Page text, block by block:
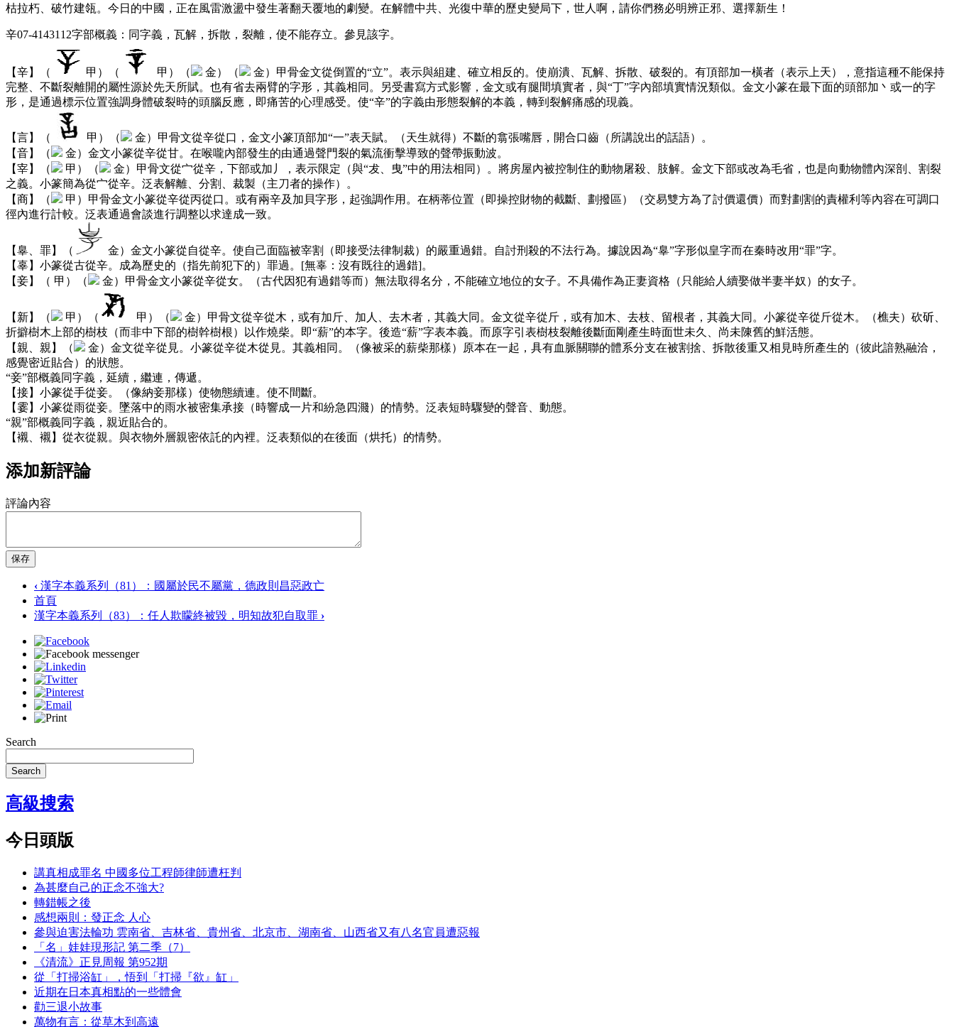
枯拉朽、破竹建瓴。今日的中國，正在風雷激盪中發生著翻天覆地的劇變。在解體中共、光復中華的歷史變局下，世人啊，請你們務必明辨正邪、選擇新生！
辛07-4143112字部概義：同字義，瓦解，拆散，裂離，使不能存立。參見該字。
【辛】（ 甲）（ 甲）（ 金）（
金）甲骨金文從倒置的“立”。表示與組建、確立相反的。使崩潰、瓦解、拆散、破裂的。有頂部加一橫者（表示上天），意指這種不能保持
完整、不斷裂離開的屬性源於先天所賦。也有省去兩臂的字形，其義相同。另受書寫方式影響，金文或有腿間填實者，與“丁”字內部填實情況類似。金文小篆在最下面的頭部加丶或一的字
形，是通過標示位置強調身體破裂時的頭腦反應，即痛苦的心理感受。使“辛”的字義由形態裂解的本義，轉到裂解痛感的現義。
【言】（ 甲）（
金）甲骨文從辛從口，金文小篆頂部加“一”表天賦。（天生就得）不斷的翕張嘴唇，開合口齒（所講說出的話語）。
【音】（
金）金文小篆從辛從甘。在喉嚨內部發生的由通過聲門裂的氣流衝擊導致的聲帶振動波。
【宰】（
甲）（
金）甲骨文從宀從辛，下部或加丿，表示限定（與“犮、曳”中的用法相同）。將房屋內被控制住的動物屠殺、肢解。金文下部或改為毛省，也是向動物體內深剖、割裂
之義。小篆簡為從宀從辛。泛表解離、分割、裁製（主刀者的操作）。
【商】（
甲）甲骨金文小篆從辛從丙從口。或有兩辛及加貝字形，起強調作用。在柄蒂位置（即操控財物的截斷、劃撥區）（交易雙方為了討價還價）而對劃割的責權利等內容在可調口
徑內進行計較。泛表通過會談進行調整以求達成一致。
【辠、罪】（
金）金文小篆從自從辛。使自己面臨被宰割（即接受法律制裁）的嚴重過錯。自討刑殺的不法行為。據說因為“辠”字形似皇字而在秦時改用“罪”字。
【辜】小篆從古從辛。成為歷史的（指先前犯下的）罪過。[無辜：沒有既往的過錯]。
【妾】（ 甲）（ 金）甲骨金文小篆從辛從女。（古代因犯有過錯等而）無法取得名分，不能確立地位的女子。不具備作為正妻資格（只能給人續娶做半妻半奴）的女子。
【新】（ 甲）（ 甲）（
金）甲骨文從辛從木，或有加斤、加人、去木者，其義大同。金文從辛從斤，或有加木、去枝、留根者，其義大同。小篆從辛從斤從木。（樵夫）砍斫、
折擗樹木上部的樹枝（而非中下部的樹幹樹根）以作燒柴。即“薪”的本字。後造“薪”字表本義。而原字引表樹枝裂離後斷面剛產生時面世未久、尚未陳舊的鮮活態。
【親、親】（
金）金文從辛從見。小篆從辛從木從見。其義相同。（像被采的薪柴那樣）原本在一起，具有血脈關聯的體系分支在被割捨、拆散後重又相見時所產生的（彼此諳熟融洽，
感覺密近貼合）的狀態。
“妾”部概義同字義，延續，繼連，傳遞。
【接】小篆從手從妾。（像納妾那樣）使物態續連。使不間斷。
【霎】小篆從雨從妾。墜落中的雨水被密集承接（時響成一片和紛急四濺）的情勢。泛表短時驟變的聲音、動態。
“親”部概義同字義，親近貼合的。
【襯、襯】從衣從親。與衣物外層親密依託的內裡。泛表類似的在後面（烘托）的情勢。
添加新評論
評論內容
保存
‹ 漢字本義系列（81）：國屬於民不屬黨，德政則昌惡政亡
首頁
漢字本義系列（83）：任人欺矇終被毀，明知故犯自取罪 ›
Search
Search
高級搜索
今日頭版
講真相成罪名 中國多位工程師律師遭枉判
為甚麼自己的正念不強大?
轉錯帳之後
感想兩則：發正念 人心
參與迫害法輪功 雲南省、吉林省、貴州省、北京市、湖南省、山西省又有八名官員遭惡報
「名」娃娃現形記 第二季（7）
《清流》正見周報 第952期
從「打掃浴缸」，悟到「打掃『欲』缸」
近期在日本真相點的一些體會
勸三退小故事
萬物有言：從草木到高遠